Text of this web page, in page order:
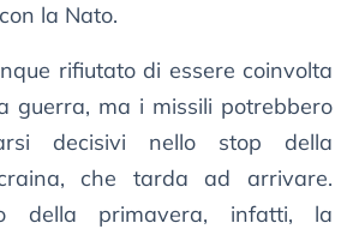
la Nato.
rifiutato di essere coinvolta
guerra, ma i missili potrebbero
decisivi nello stop della
che tarda ad arrivare.
della primavera, infatti, la